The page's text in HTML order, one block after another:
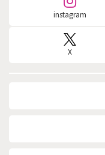
instagram
X